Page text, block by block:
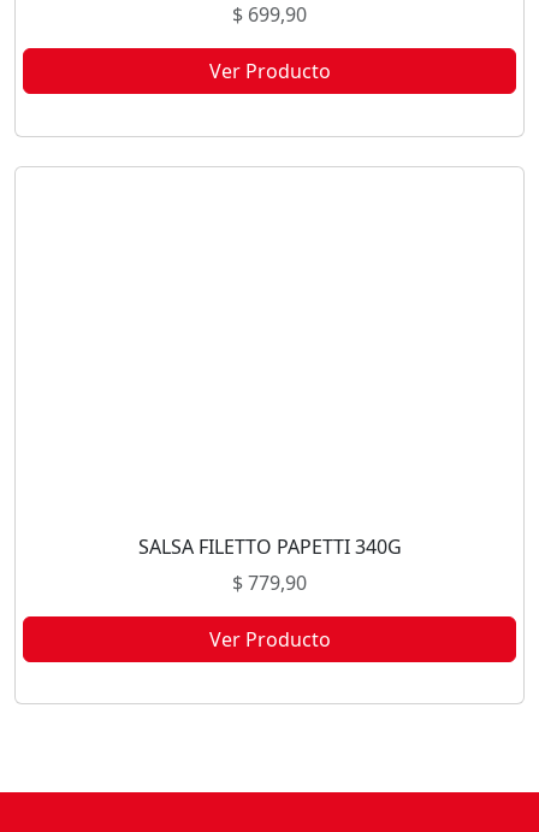
$ 699,90
Ver Producto
SALSA FILETTO PAPETTI 340G
$779,90
Ver Producto